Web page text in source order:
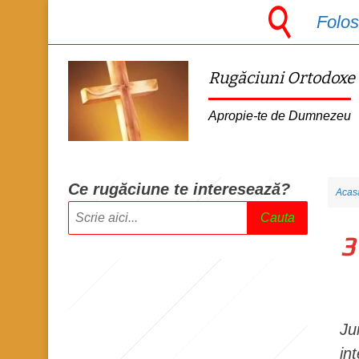
Rugăciuni Ortodoxe
Apropie-te de Dumnezeu
Ce rugăciune te interesează?
Cauta